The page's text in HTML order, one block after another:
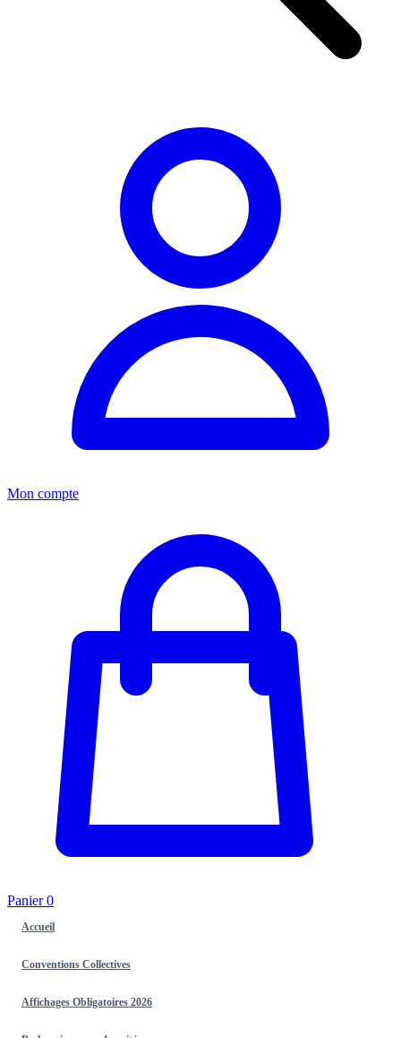
Mon compte
Panier0
Accueil
Conventions Collectives
Affichages Obligatoires 2026